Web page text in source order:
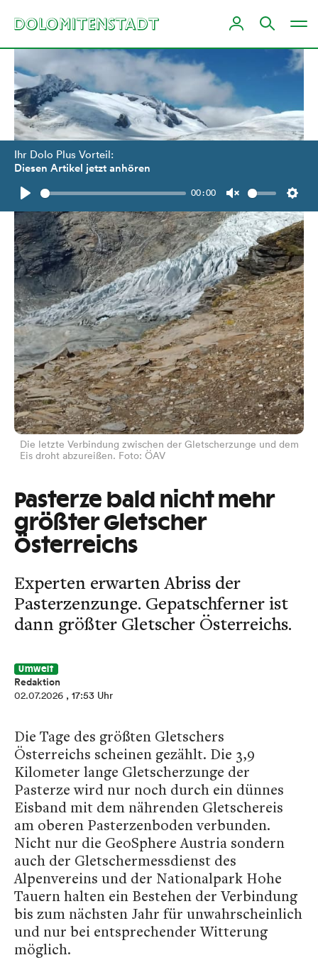
Ihr Dolo Plus Vorteil:
Diesen Artikel jetzt anhören
Play
00:00
Unmute
Die letzte Verbindung zwischen der Gletscherzunge und dem
Eis droht abzureißen. Foto: ÖAV
Pasterze bald nicht mehr
größter Gletscher
Österreichs
Experten erwarten Abriss der
Pasterzenzunge. Gepatschferner ist
dann größter Gletscher Österreichs.
Umwelt
Redaktion
02.07.2026 , 17:53 Uhr
Die Tage des größten Gletschers
Österreichs scheinen gezählt. Die 3,9
Kilometer lange Gletscherzunge der
Pasterze wird nur noch durch ein dünnes
Eisband mit dem nährenden Gletschereis
am oberen Pasterzenboden verbunden.
Nicht nur die GeoSphere Austria sondern
auch der Gletschermessdienst des
Alpenvereins und der Nationalpark Hohe
Tauern halten ein Bestehen der Verbindung
bis zum nächsten Jahr für unwahrscheinlich
und nur bei entsprechender Witterung
möglich.